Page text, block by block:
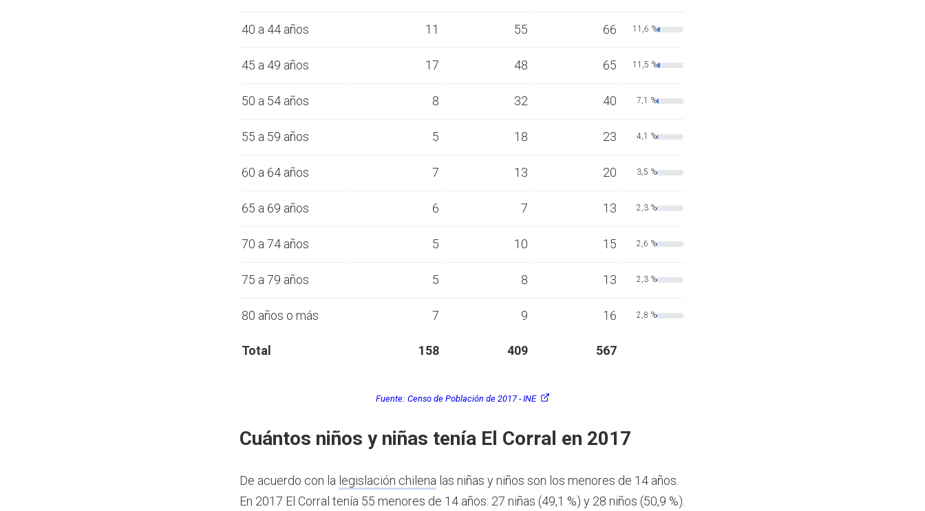
40 a 44 años 11 55 66 11,6 %
45 a 49 años 17 48 65 11,5 %
50 a 54 años 8 32 40 7,1 %
55 a 59 años 5 18 23 4,1 %
60 a 64 años 7 13 20 3,5 %
65 a 69 años 6 7 13 2,3 %
70 a 74 años 5 10 15 2,6 %
75 a 79 años 5 8 13 2,3 %
80 años o más 7 9 16 2,8 %
Total 158 409 567
Fuente: Censo de Población de 2017 - INE
Cuántos niños y niñas tenía El Corral en 2017
De acuerdo con la legislación chilena las niñas y niños son los menores de 14 años.
En 2017 El Corral tenía 55 menores de 14 años: 27 niñas (49,1 %) y 28 niños (50,9 %).